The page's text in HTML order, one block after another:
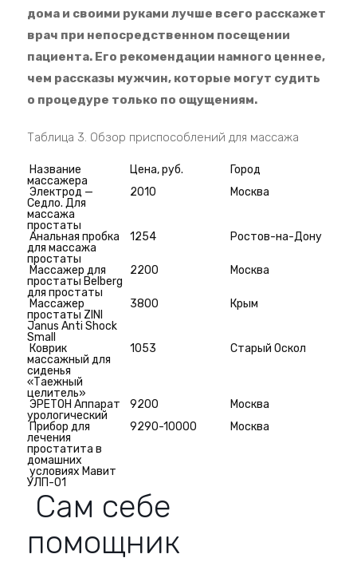
дома и своими руками лучше всего расскажет
врач при непосредственном посещении
пациента. Его рекомендации намного ценнее,
чем рассказы мужчин, которые могут судить
о процедуре только по ощущениям.
Таблица 3. Обзор приспособлений для массажа
Название
массажера
Цена, руб.
Город
Электрод —
Седло. Для
массажа
простаты
2010 Москва
Анальная пробка
для массажа
простаты
1254 Ростов-на-Дону
Массажер для
простаты Belberg
для простаты
2200 Москва
Массажер
простаты ZINI
Janus Anti Shock
Small
3800 Крым
Коврик
массажный для
сиденья
«Таежный
целитель»
1053 Старый Оскол
ЭРЕТОН Аппарат
урологический
9200
Москва
Прибор для
лечения
простатита в
домашних
условиях Мавит
УЛП-01
9290-10000 Москва
Сам себе
помощник